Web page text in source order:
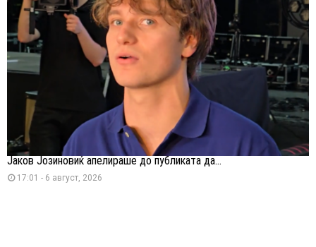
Јаков Јозиновиќ апелираше до публиката да...
17:01 - 6 август, 2026